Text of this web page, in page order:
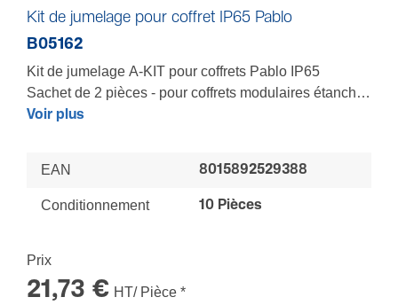
Kit de jumelage pour coffret IP65 Pablo
B05162
Kit de jumelage A-KIT pour coffrets Pablo IP65
Sachet de 2 pièces - pour coffrets modulaires étanches
Pablo 12 à 54 modules - Prédécoupes latérales pour
protection)
Voir plus
EAN 8015892529388
Conditionnement 10 Pièces
Prix
21,73 € HT/ Pièce *